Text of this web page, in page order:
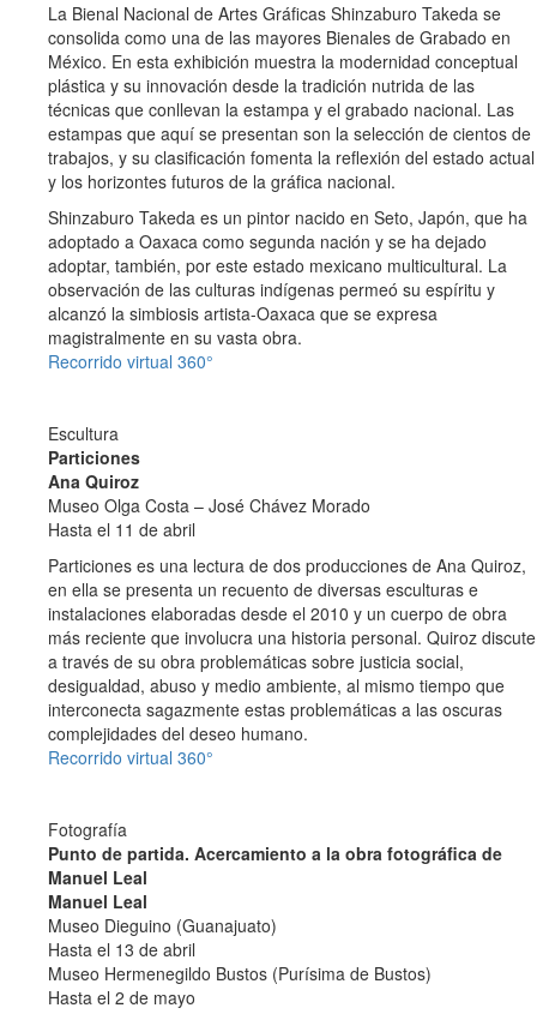
La Bienal Nacional de Artes Gráficas Shinzaburo Takeda se
consolida como una de las mayores Bienales de Grabado en
México. En esta exhibición muestra la modernidad conceptual
plástica y su innovación desde la tradición nutrida de las
técnicas que conllevan la estampa y el grabado nacional. Las
estampas que aquí se presentan son la selección de cientos de
trabajos, y su clasificación fomenta la reflexión del estado actual
y los horizontes futuros de la gráfica nacional.
Shinzaburo Takeda es un pintor nacido en Seto, Japón, que ha
adoptado a Oaxaca como segunda nación y se ha dejado
adoptar, también, por este estado mexicano multicultural. La
observación de las culturas indígenas permeó su espíritu y
alcanzó la simbiosis artista-Oaxaca que se expresa
magistralmente en su vasta obra.
Recorrido virtual 360°
Escultura
Particiones
Ana Quiroz
Museo Olga Costa – José Chávez Morado
Hasta el 11 de abril
Particiones es una lectura de dos producciones de Ana Quiroz,
en ella se presenta un recuento de diversas esculturas e
instalaciones elaboradas desde el 2010 y un cuerpo de obra
más reciente que involucra una historia personal. Quiroz discute
a través de su obra problemáticas sobre justicia social,
desigualdad, abuso y medio ambiente, al mismo tiempo que
interconecta sagazmente estas problemáticas a las oscuras
complejidades del deseo humano.
Recorrido virtual 360°
Fotografía
Punto de partida. Acercamiento a la obra fotográfica de
Manuel Leal
Manuel Leal
Museo Dieguino (Guanajuato)
Hasta el 13 de abril
Museo Hermenegildo Bustos (Purísima de Bustos)
Hasta el 2 de mayo